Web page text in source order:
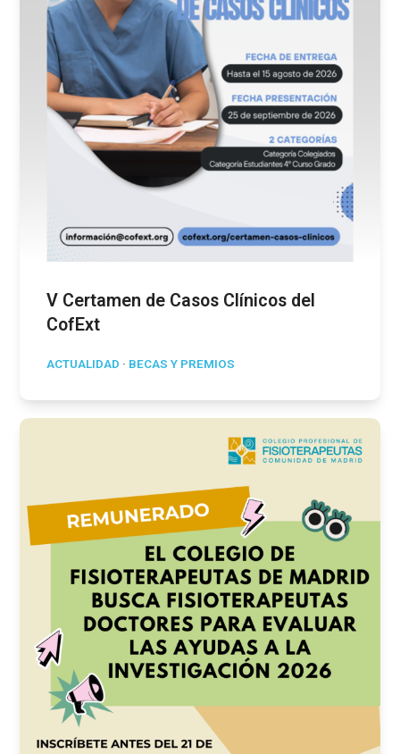
V Certamen de Casos Clínicos del
CofExt
ACTUALIDAD · BECAS Y PREMIOS